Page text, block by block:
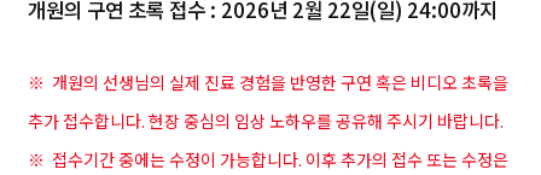
개원의 구연 초록 접수 : 2026년 2월 22일(일) 24:00까지
※ 개원의 선생님의 실제 진료 경험을 반영한 구연 혹은 비디오 초록을
추가 접수합니다. 현장 중심의 임상 노하우를 공유해 주시기 바랍니다.
※ 접수기간 중에는 수정이 가능합니다. 이후 추가의 접수 또는 수정은